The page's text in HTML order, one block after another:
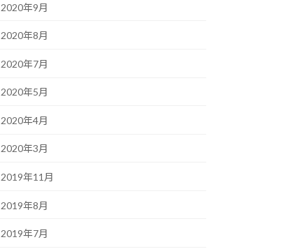
2020年9月
2020年8月
2020年7月
2020年5月
2020年4月
2020年3月
2019年11月
2019年8月
2019年7月